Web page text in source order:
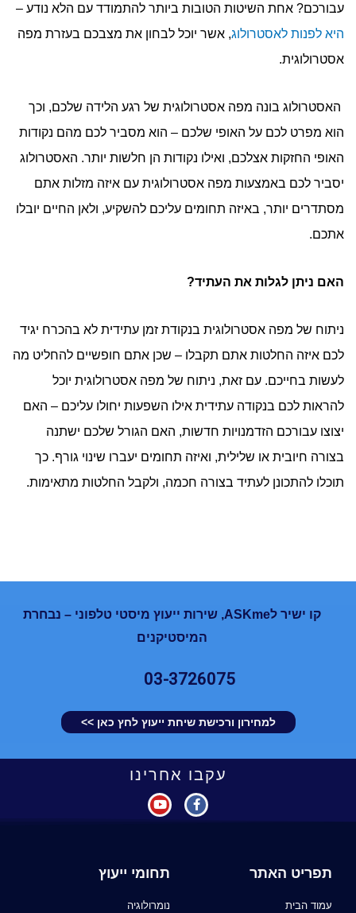
עבורכם? אחת השיטות הטובות ביותר להתמודד עם הלא נודע –
היא לפנות לאסטרולוג, אשר יוכל לבחון את מצבכם בעזרת מפה
אסטרולוגית.
האסטרולוג בונה מפה אסטרולוגית של רגע הלידה שלכם, וכך
הוא מפרט לכם על האופי שלכם – הוא מסביר לכם מהם נקודות
האופי החזקות אצלכם, ואילו נקודות הן חלשות יותר. האסטרולוג
יסביר לכם באמצעות מפה אסטרולוגית עם איזה מזלות אתם
מסתדרים יותר, באיזה תחומים עליכם להשקיע, ולאן החיים יובלו
אתכם.
האם ניתן לגלות את העתיד?
ניתוח של מפה אסטרולוגית בנקודת זמן עתידית לא בהכרח יגיד
לכם איזה החלטות אתם תקבלו – שכן אתם חופשיים להחליט מה
לעשות בחייכם. עם זאת, ניתוח של מפה אסטרולוגית יוכל
להראות לכם בנקודה עתידית אילו השפעות יחולו עליכם – האם
יצוצו עבורכם הזדמנויות חדשות, האם הגורל שלכם ישתנה
בצורה חיובית או שלילית, ואיזה תחומים יעברו שינוי גורף. כך
תוכלו להתכונן לעתיד בצורה חכמה, ולקבל החלטות מתאימות.
קו ישיר לASKme, שירות ייעוץ מיסטי טלפוני – נבחרת
המיסטיקנים
03-3726075
למחירון ורכישת שיחת ייעוץ לחץ כאן >>
עקבו אחרינו
תפריט האתר
עמוד הבית
תחומי ייעוץ
נומרולוגיה